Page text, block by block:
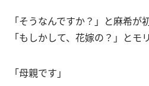
「そうなんですか？」と麻希が
「もしかして、花嫁の？」とモ
「母親です」